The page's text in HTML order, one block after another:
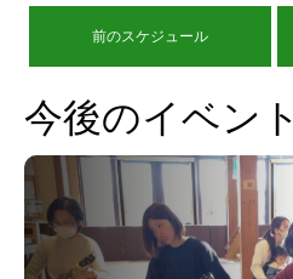
前のスケジュール
今後のイベント